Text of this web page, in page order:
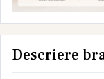
Descriere